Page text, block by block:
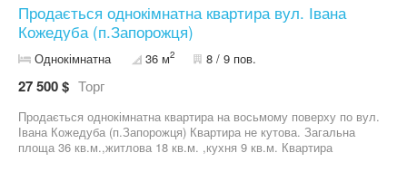
Продається однокімнатна квартира вул. Івана
Кожедуба (п.Запорожця)
Однокімнатна 36 м2 8 / 9 пов.
27 500 $ Торг
Продається однокімнатна квартира на восьмому поверху по вул.
Івана Кожедуба (п.Запорожця) Квартира не кутова. Загальна
площа 36 кв.м.,житлова 18 кв.м. ,кухня 9 кв.м. Квартира